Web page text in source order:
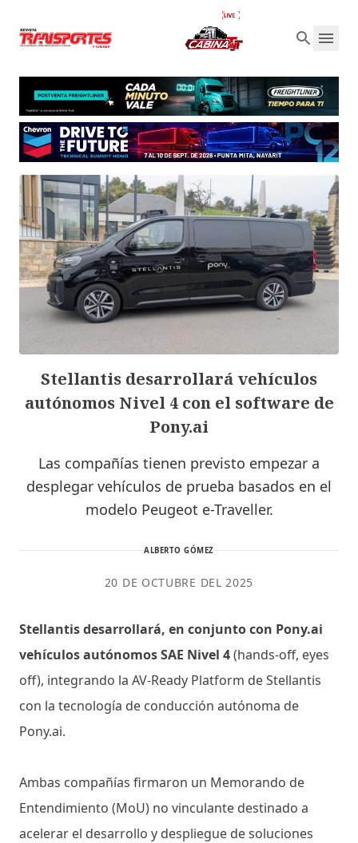
Stellantis desarrollará vehículos
autónomos Nivel 4 con el software de
Pony.ai
Las compañías tienen previsto empezar a
desplegar vehículos de prueba basados en el
modelo Peugeot e-Traveller.
ALBERTO GÓMEZ
20 DE OCTUBRE DEL 2025
Stellantis desarrollará, en conjunto con Pony.ai
vehículos autónomos SAE Nivel 4(hands-off, eyes
off), integrando la AV-Ready Platform de Stellantis
con la tecnología de conducción autónoma de
Pony.ai.
Ambas compañías firmaron un Memorando de
Entendimiento (MoU) no vinculante destinado a
acelerar el desarrollo y despliegue de soluciones